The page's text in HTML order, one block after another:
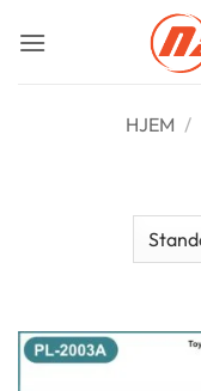
HJEM /